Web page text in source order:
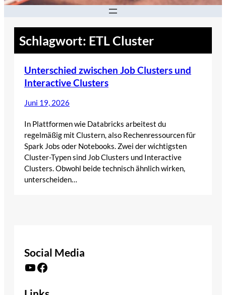
Schlagwort: ETL Cluster
Unterschied zwischen Job Clusters und
Interactive Clusters
Juni 19, 2026
In Plattformen wie Databricks arbeitest du
regelmäßig mit Clustern, also Rechenressourcen für
Spark Jobs oder Notebooks. Zwei der wichtigsten
Cluster-Typen sind Job Clusters und Interactive
Clusters. Obwohl beide technisch ähnlich wirken,
unterscheiden…
Social Media
YouTube Facebook